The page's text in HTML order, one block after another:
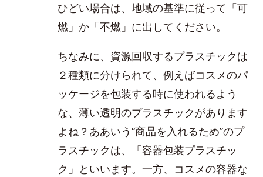
ひどい場合は、地域の基準に従って「可
燃」か「不燃」に出してください。
ちなみに、資源回収するプラスチックは
２種類に分けられて、例えばコスメのパ
ッケージを包装する時に使われるよう
な、薄い透明のプラスチックがあります
よね？ああいう“商品を入れるため”のプ
ラスチックは、「容器包装プラスチッ
ク」といいます。一方、コスメの容器な